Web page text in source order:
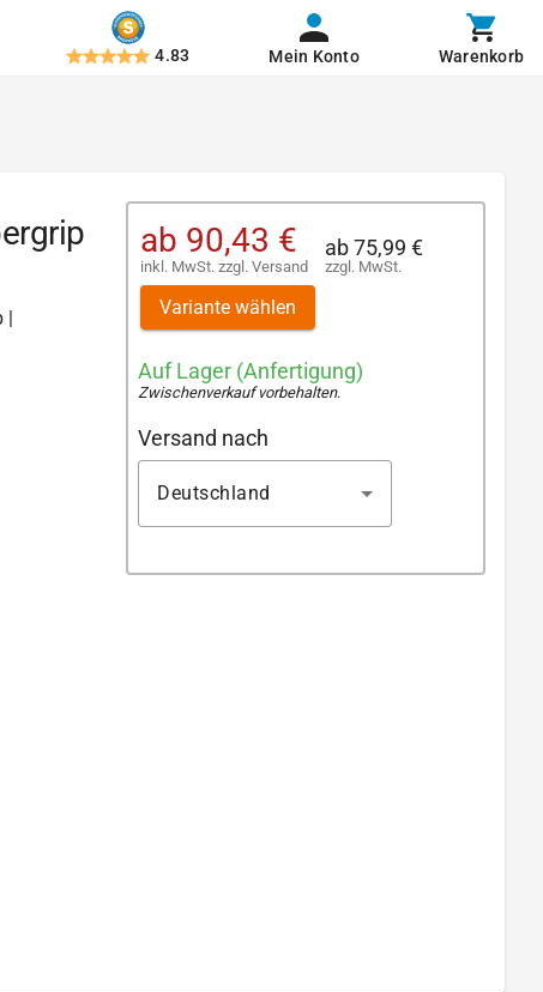
4.83 Mein Konto Warenkorb
|
ab 90,43 €
inkl. MwSt. zzgl. Versand
ab75,99 €
zzgl. MwSt.
Variante wählen
Auf Lager (Anfertigung)
Zwischenverkauf vorbehalten.
Versand nach
Deutschland